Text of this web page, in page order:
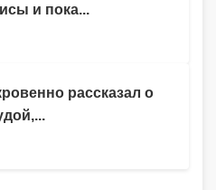
рассказал о
и пока...